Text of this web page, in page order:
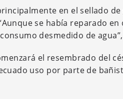
en el sellado de
se había reparado
desmedido de
el resembrado del
uso por parte de